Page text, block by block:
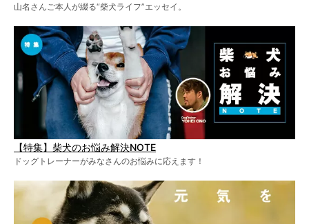
山名さんご本人が綴る“柴犬ライフ”エッセイ。
【特集】柴犬のお悩み解決NOTE
ドッグトレーナーがみなさんのお悩みに応えます！